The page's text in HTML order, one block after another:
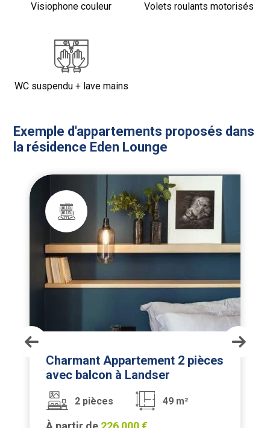
Visiophone couleur Volets roulants motorisés
WC suspendu + lave mains
Exemple d'appartements proposés dans
la résidence Eden Lounge
Charmant Appartement 2 pièces
avec balcon à Landser
2 pièces 49 m²